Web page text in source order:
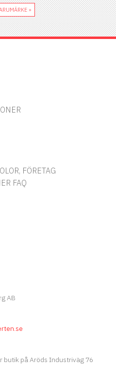
»
FÖRETAG
FAQ
AB
butik på Aröds Industriväg 76